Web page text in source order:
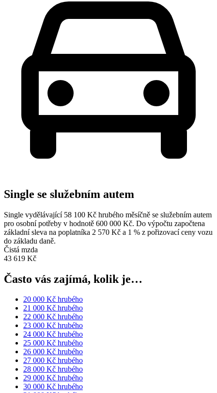
Single se služebním autem
Single vydělávající 58 100 Kč hrubého měsíčně se služebním autem
pro osobní potřeby v hodnotě 600 000 Kč. Do výpočtu započtena
základní sleva na poplatníka 2 570 Kč a 1 % z pořizovací ceny vozu
do základu daně.
Čistá mzda
43 619 Kč
Často vás zajímá, kolik je…
20 000 Kč hrubého
21 000 Kč hrubého
22 000 Kč hrubého
23 000 Kč hrubého
24 000 Kč hrubého
25 000 Kč hrubého
26 000 Kč hrubého
27 000 Kč hrubého
28 000 Kč hrubého
29 000 Kč hrubého
30 000 Kč hrubého